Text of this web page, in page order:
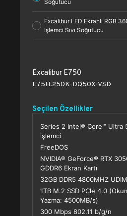
Soğutucu
Excalibur LED Ekranlı RGB
İşlemci Sıvı Soğutucu
Excalibur E750
E75H.250K-DQ50X-VSD
Seçilen Özellikler
Series 2 Intel® Core™ Ultra
işlemci
FreeDOS
NVIDIA® GeForce® RTX
GDDR6 Ekran Kartı
32GB DDR5 4800MHZ
1TB M.2 SSD PCle 4.0
Yazma: 4500MB/s)
300 Mbps 802.11 b/g/n